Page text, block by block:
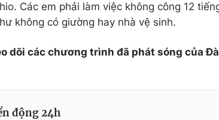
Các em phải làm việc không công 12
không có giường hay nhà vệ sinh.
dõi các chương trình đã phát sóng của
động 24h